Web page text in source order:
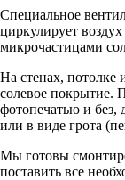
Специальное
циркулирует
микрочастицами
На стенах, потолке
солевое покрытие.
фотопечатью и без,
или в виде грота
Мы готовы
поставить все